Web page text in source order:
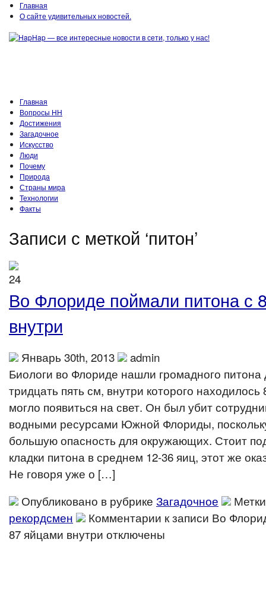
Главная
О сайте удивительных новостей.
Главная
Вопросы HH
Достижения
Загадочное
Искусство
Люди
Почему
Природа
Страны мира
Технологии
Факты
Записи с меткой ‘питон’
Во Флориде поймали питона с
внутри
Январь 30th, 2013
admin
Биологи во Флориде нашли громадного питона
тридцать пять см, внутри которого находилось
могло появиться на свет. Он был убит
водными ресурсами Южной Флориды,
большую опасность для окружающих. Стоит
кладки питона в среднем 12-36 яиц, этот же
Не говоря уже о […]
Опубликовано в рубрике Загадочное
рекордсмен
Комментарии к записи Во
87 яйцами внутри отключены